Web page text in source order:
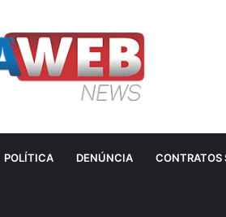
POLÍTICA DENÚNCIA CONTRATOS